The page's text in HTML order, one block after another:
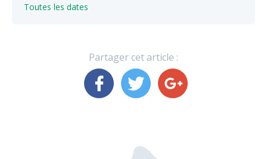
Toutes les dates
Partager cet article :